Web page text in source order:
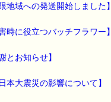
地域への発送開始しました】
時に役立つバッチフラワー】
とお知らせ】
本大震災の影響について】